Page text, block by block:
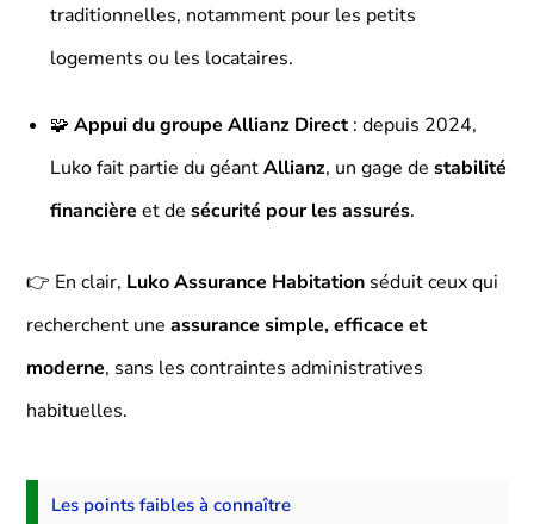
traditionnelles, notamment pour les petits
logements ou les locataires.
🧩Appui du groupe Allianz Direct: depuis 2024,
Luko fait partie du géantAllianz, un gage destabilité
financière et desécurité pour les assurés.
👉 En clair, Luko Assurance Habitation séduit ceux qui
recherchent uneassurance simple, efficace et
moderne, sans les contraintes administratives
habituelles.
Les points faibles à connaître